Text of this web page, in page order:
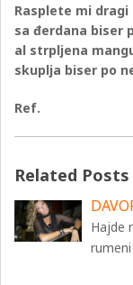
Rasplete mi dragi
sa đerdana biser
al strpljena
skuplja biser po
Ref.
Related Posts
Hajde